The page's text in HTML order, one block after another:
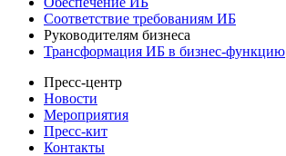
Соответствие требованиям ИБ
Руководителям бизнеса
Трансформация ИБ в бизнес-функцию
Пресс-центр
Новости
Мероприятия
Пресс-кит
Контакты